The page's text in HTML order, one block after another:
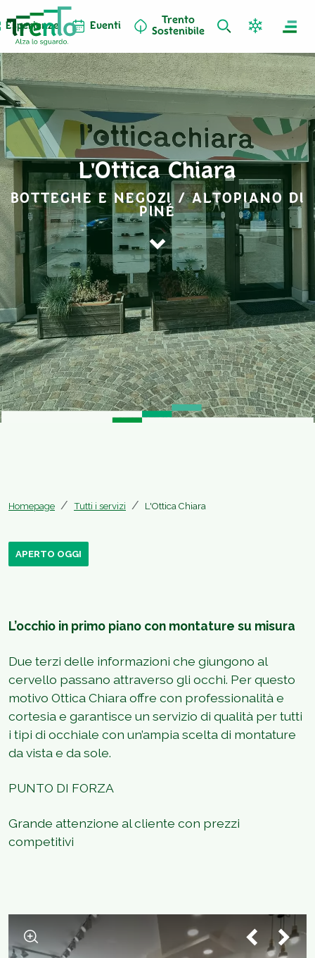
Esperienze Eventi
Trento
Sostenibile
L'Ottica Chiara
BOTTEGHE E NEGOZI / ALTOPIANO DI
PINÉ
Homepage Tutti i servizi L'Ottica Chiara
APERTO OGGI
L’occhio in primo piano con montature su misura
Due terzi delle informazioni che giungono al
cervello passano attraverso gli occhi. Per questo
motivo Ottica Chiara offre con professionalità e
cortesia e garantisce un servizio di qualità per tutti
i tipi di occhiale con un’ampia scelta di montature
da vista e da sole.
PUNTO DI FORZA
Grande attenzione al cliente con prezzi
competitivi